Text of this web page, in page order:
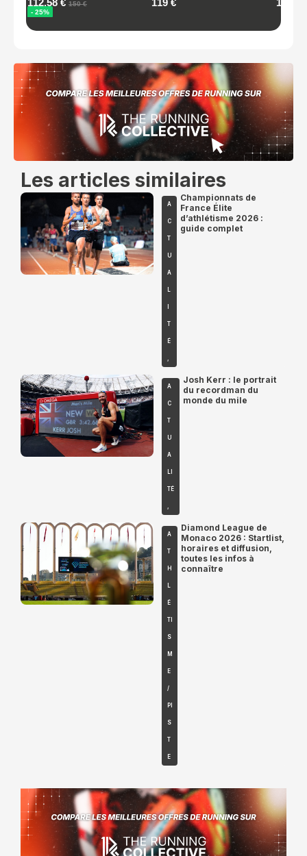
Les articles similaires
A
C
T
U
A
T
É
Championnats de
France Élite
d’athlétisme 2026 :
guide complet
A
C
T
U
A
TÉ
Josh Kerr : le portrait
du recordman du
monde du mile
A
T
H
É
TI
S
M
E
/
PI
S
T
E
Diamond League de
Monaco 2026 : Startlist,
horaires et diffusion,
toutes les infos à
connaître